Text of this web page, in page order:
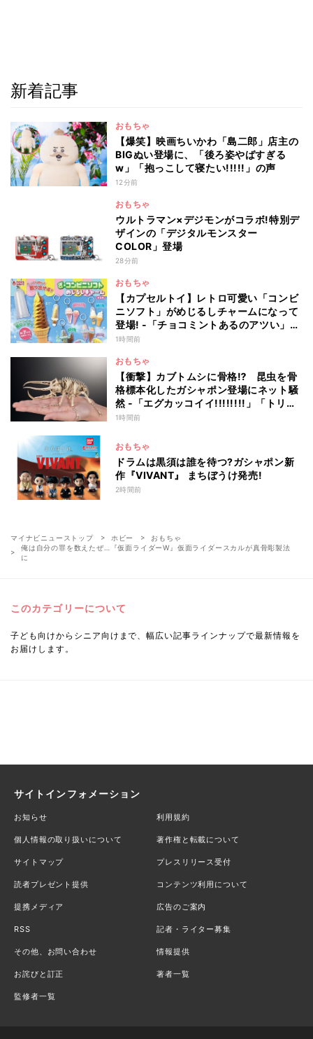
新着記事
おもちゃ
【爆笑】映画ちいかわ「島二郎」店主の
BIGぬい登場に、「後ろ姿やばすぎる
w」「抱っこして寝たい!!!!!」の声
12分前
おもちゃ
ウルトラマン×デジモンがコラボ!特別デ
ザインの「デジタルモンスター
COLOR」登場
28分前
おもちゃ
【カプセルトイ】レトロ可愛い「コンビ
ニソフト」がめじるしチャームになって
登場! -「チョコミントあるのアツい」
「中身出せるのたのしい」と話題
1時間前
おもちゃ
【衝撃】カブトムシに骨格⁉ 昆虫を骨
格標本化したガシャポン登場にネット騒
然 -「エグカッコイイ!!!!!!!!」「トリケ
ラみたい!」
1時間前
おもちゃ
ドラムは黒須は誰を待つ?ガシャポン新
作『VIVANT』 まちぼうけ発売!
2時間前
マイナビニューストップ ホビー
おもちゃ
俺は自分の罪を数えたぜ…『仮面ライダーW』仮面ライダースカルが真骨彫製法
に
このカテゴリーについて
子ども向けからシニア向けまで、幅広い記事ラインナップで最新情報を
お届けします。
サイトインフォメーション
お知らせ 利用規約
個人情報の取り扱いについて 著作権と転載について
サイトマップ プレスリリース受付
読者プレゼント提供 コンテンツ利用について
提携メディア 広告のご案内
RSS 記者・ライター募集
その他、お問い合わせ 情報提供
お詫びと訂正 著者一覧
監修者一覧